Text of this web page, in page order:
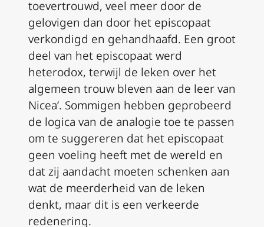
toevertrouwd, veel meer door de
gelovigen dan door het episcopaat
verkondigd en gehandhaafd. Een groot
deel van het episcopaat werd
heterodox, terwijl de leken over het
algemeen trouw bleven aan de leer van
Nicea’. Sommigen hebben geprobeerd
de logica van de analogie toe te passen
om te suggereren dat het episcopaat
geen voeling heeft met de wereld en
dat zij aandacht moeten schenken aan
wat de meerderheid van de leken
denkt, maar dit is een verkeerde
redenering.